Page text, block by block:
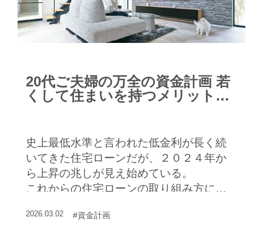
20代ご夫婦の万全の資金計画 若
くして住まいを持つメリットと
史上最低水準と言われた低金利が長く続
いてきた住宅ローンだが、２０２４年か
ら上昇の兆しが見え始めている。
これからの住宅ローンの取り組み方につ
お話しをうかがった。
2026.03.02 #資金計画